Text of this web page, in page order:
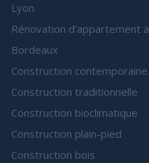
Lyon
Rénovation d’appartement à
Bordeaux
Construction contemporaine
Construction traditionnelle
Construction bioclimatique
Construction plain-pied
Construction bois